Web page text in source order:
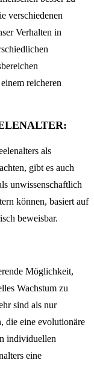
verschiedenen
Verhalten in
reicheren
als
gibt es auch
unwissenschaftlich
können, basiert auf
beweisbar.
Möglichkeit,
Wachstum zu
sind als nur
die eine evolutionäre
individuellen
eine